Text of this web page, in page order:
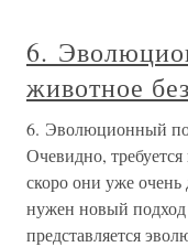
6.
животное
6. Эволюционный
Очевидно,
скоро они уже очень
нужен новый
представляется